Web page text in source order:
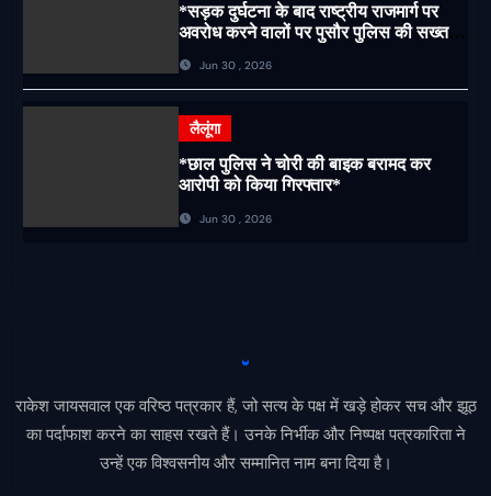
*सड़क दुर्घटना के बाद राष्ट्रीय राजमार्ग पर
अवरोध करने वालों पर पुसौर पुलिस की सख्त
Jun 30 , 2026
लैलूंगा
*छाल पुलिस ने चोरी की बाइक बरामद कर
आरोपी को किया गिरफ्तार*
Jun 30 , 2026
राकेश जायसवाल एक वरिष्ठ पत्रकार हैं, जो सत्य के पक्ष में खड़े होकर सच और झूठ
का पर्दाफाश करने का साहस रखते हैं। उनके निर्भीक और निष्पक्ष पत्रकारिता ने
उन्हें एक विश्वसनीय और सम्मानित नाम बना दिया है।